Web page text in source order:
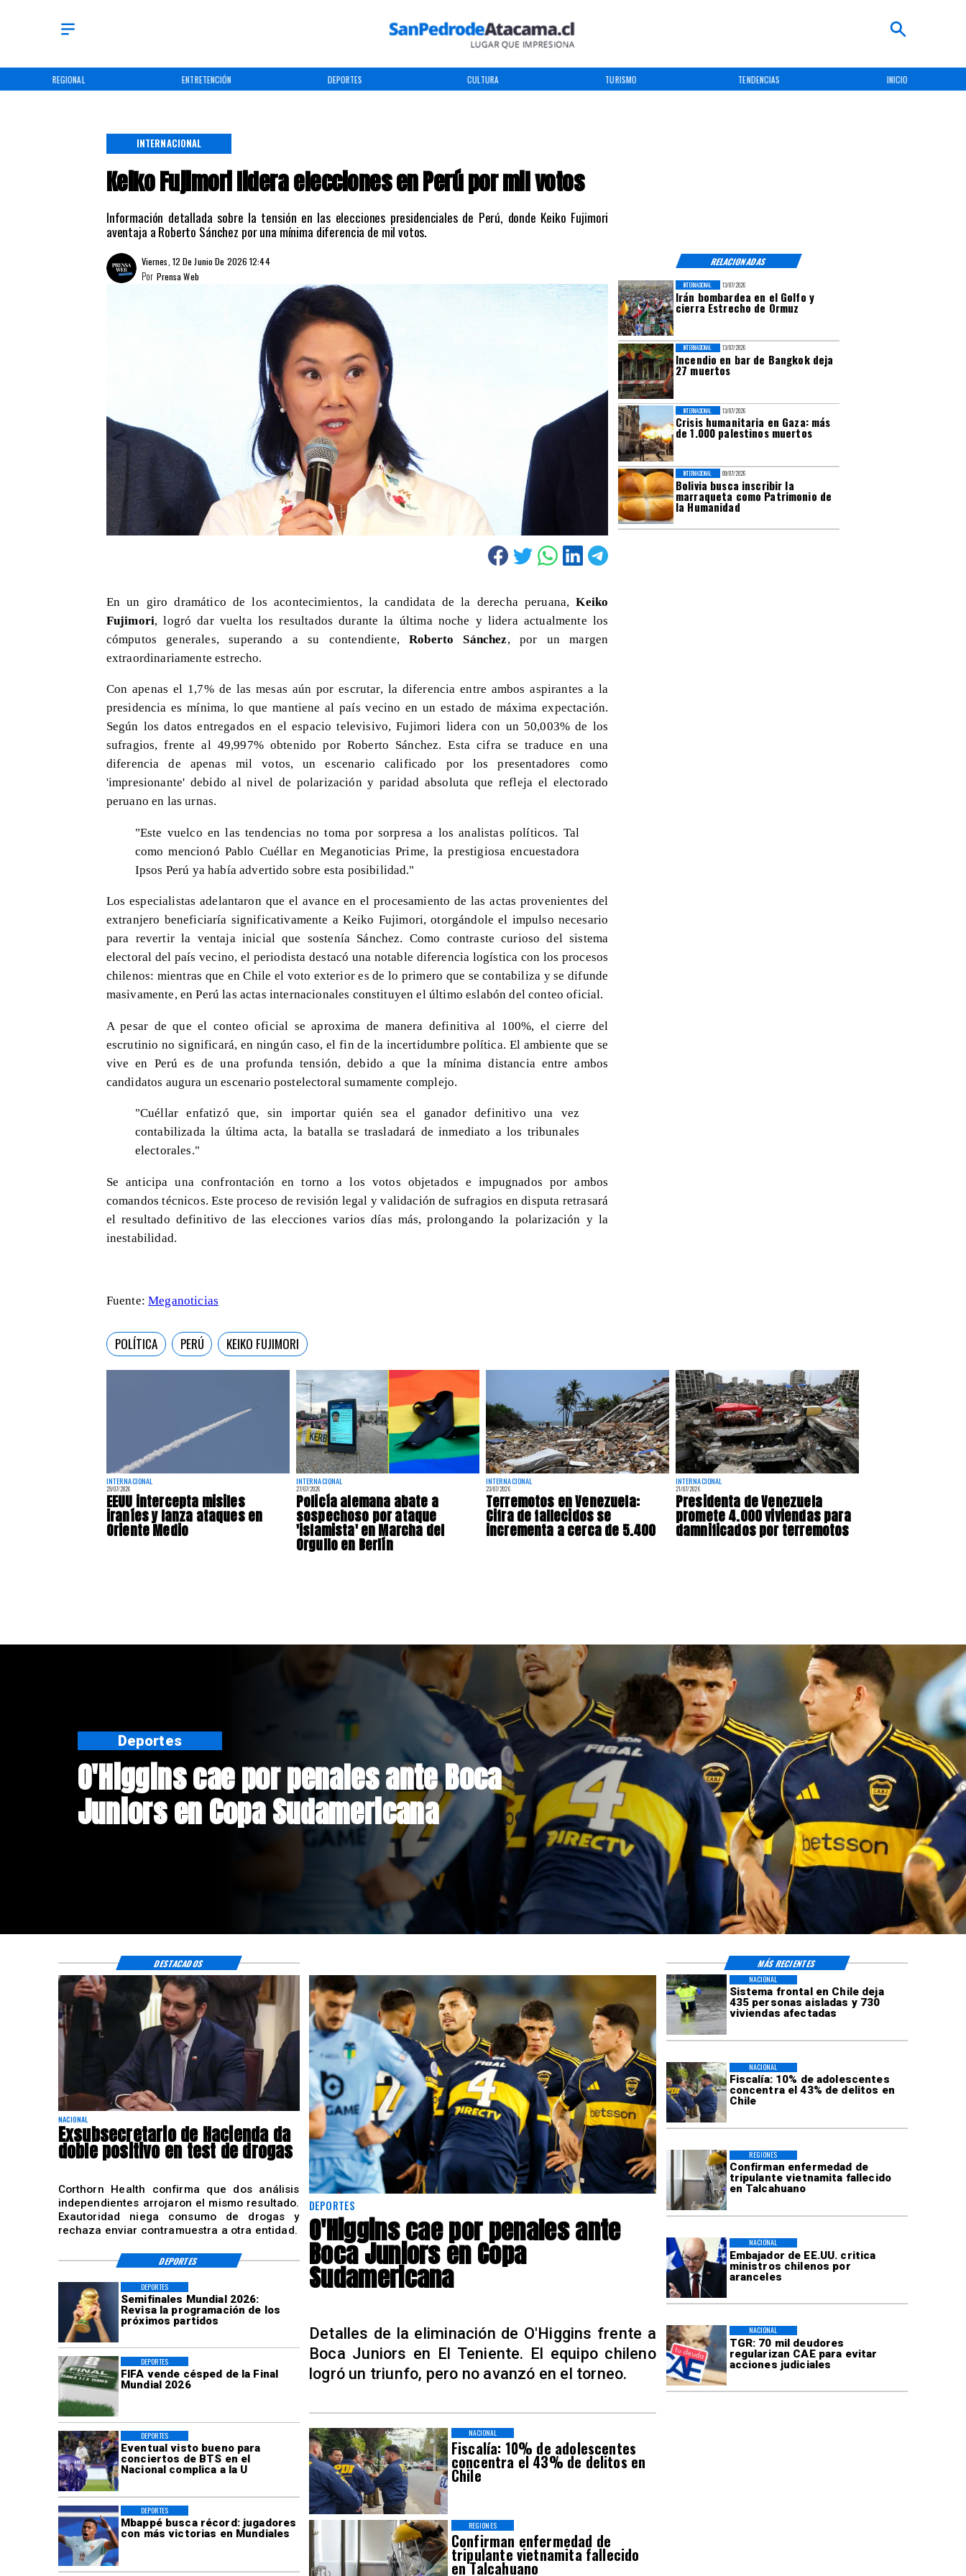
REGIONAL ENTRETENCIÓN DEPORTES CULTURA TURISMO TENDENCIAS INICIO
Keiko Fujimori lidera elecciones en Perú por mil votos
Información detallada sobre la tensión en las elecciones presidenciales de Perú, donde Keiko Fujimori
aventaja a Roberto Sánchez por una mínima diferencia de mil votos.
INTERNACIONAL
RELACIONADAS
Viernes, 12 De Junio De 2026 12:44
Prensa Web
Por
INTERNACIONAL
29/07/2026
EEUU intercepta misiles
iraníes y lanza ataques en
Oriente Medio
INTERNACIONAL
27/07/2026
Policía alemana abate a
sospechoso por ataque
'islamista' en Marcha del
Orgullo en Berlín
INTERNACIONAL
23/07/2026
Terremotos en Venezuela:
Cifra de fallecidos se
incrementa a cerca de 5.400
INTERNACIONAL
21/07/2026
Presidenta de Venezuela
promete 4.000 viviendas para
damnificados por terremotos
13/07/2026
Irán bombardea en el Golfo y
cierra Estrecho de Ormuz
INTERNACIONAL
13/07/2026
Incendio en bar de Bangkok deja
27 muertos
INTERNACIONAL
13/07/2026
Crisis humanitaria en Gaza: más
de 1.000 palestinos muertos
INTERNACIONAL
09/07/2026
Bolivia busca inscribir la
marraqueta como Patrimonio de
la Humanidad
INTERNACIONAL
En un giro dramático de los acontecimientos, la candidata de la derecha peruana,Keiko
Fujimori, logró dar vuelta los resultados durante la última noche y lidera actualmente los
cómputos generales, superando a su contendiente,Roberto Sánchez, por un margen
extraordinariamente estrecho.
Con apenas el 1,7% de las mesas aún por escrutar, la diferencia entre ambos aspirantes a la
presidencia es mínima, lo que mantiene al país vecino en un estado de máxima expectación.
Según los datos entregados en el espacio televisivo, Fujimori lidera con un 50,003% de los
sufragios, frente al 49,997% obtenido por Roberto Sánchez. Esta cifra se traduce en una
diferencia de apenas mil votos, un escenario calificado por los presentadores como
'impresionante' debido al nivel de polarización y paridad absoluta que refleja el electorado
peruano en las urnas.
"Este vuelco en las tendencias no toma por sorpresa a los analistas políticos. Tal
como mencionó Pablo Cuéllar en Meganoticias Prime, la prestigiosa encuestadora
Ipsos Perú ya había advertido sobre esta posibilidad."
Los especialistas adelantaron que el avance en el procesamiento de las actas provenientes del
extranjero beneficiaría significativamente a Keiko Fujimori, otorgándole el impulso necesario
para revertir la ventaja inicial que sostenía Sánchez. Como contraste curioso del sistema
electoral del país vecino, el periodista destacó una notable diferencia logística con los procesos
chilenos: mientras que en Chile el voto exterior es de lo primero que se contabiliza y se difunde
masivamente, en Perú las actas internacionales constituyen el último eslabón del conteo oficial.
A pesar de que el conteo oficial se aproxima de manera definitiva al 100%, el cierre del
escrutinio no significará, en ningún caso, el fin de la incertidumbre política. El ambiente que se
vive en Perú es de una profunda tensión, debido a que la mínima distancia entre ambos
candidatos augura un escenario postelectoral sumamente complejo.
"Cuéllar enfatizó que, sin importar quién sea el ganador definitivo una vez
contabilizada la última acta, la batalla se trasladará de inmediato a los tribunales
electorales."
Se anticipa una confrontación en torno a los votos objetados e impugnados por ambos
comandos técnicos. Este proceso de revisión legal y validación de sufragios en disputa retrasará
el resultado definitivo de las elecciones varios días más, prolongando la polarización y la
inestabilidad.
Fuente:Meganoticias
POLÍTICA PERÚ KEIKO FUJIMORI
Exsubsecretario de Hacienda da
doble positivo en test de drogas
Nacional
Sistema frontal en Chile deja
435 personas aisladas y 730
viviendas afectadas
NACIONAL
Fiscalía: 10% de adolescentes
concentra el 43% de delitos en
Chile
NACIONAL
Confirman enfermedad de
tripulante vietnamita fallecido
en Talcahuano
REGIONES
Embajador de EE.UU. critica
ministros chilenos por
aranceles
NACIONAL
TGR: 70 mil deudores
regularizan CAE para evitar
acciones judiciales
NACIONAL
Semifinales Mundial 2026:
Revisa la programación de los
próximos partidos
DEPORTES
FIFA vende césped de la Final
Mundial 2026
DEPORTES
Eventual visto bueno para
conciertos de BTS en el
Nacional complica a la U
DEPORTES
Mbappé busca récord: jugadores
con más victorias en Mundiales
DEPORTES
Fiscalía: 10% de adolescentes
concentra el 43% de delitos en
Chile
NACIONAL
Confirman enfermedad de
tripulante vietnamita fallecido
en Talcahuano
REGIONES
NACIONAL
Exsubsecretario de Hacienda da
doble positivo en test de drogas
Corthorn Health confirma que dos análisis
independientes arrojaron el mismo resultado.
Exautoridad niega consumo de drogas y
rechaza enviar contramuestra a otra entidad.
DEPORTES
O'Higgins cae por penales ante
Boca Juniors en Copa
Sudamericana
Detalles de la eliminación de O'Higgins frente a
Boca Juniors en El Teniente. El equipo chileno
logró un triunfo, pero no avanzó en el torneo.
DESTACADOS MÁS RECIENTES
DEPORTES